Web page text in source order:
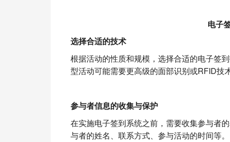
电子
选择合适的技术
根据活动的性质和规模，选择合适的电子签
型活动可能需要更高级的面部识别或RFID技术
参与者信息的收集与保护
在实施电子签到系统之前，需要收集参与者
与者的姓名、联系方式、参与活动的时间等。